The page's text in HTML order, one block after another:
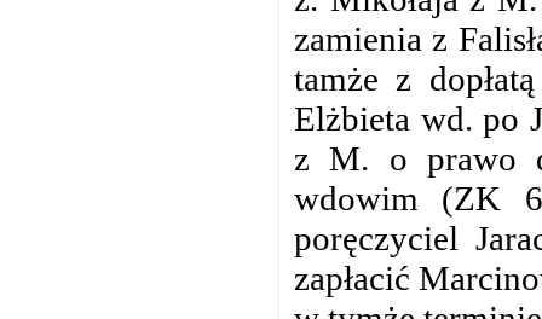
zamienia z
tamże z
Elżbieta wd. po
z M. o prawo
wdowim (ZK
poręczyciel
zapłacić